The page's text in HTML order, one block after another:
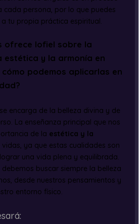
cada persona, por lo que puedes
tu propia práctica espiritual.
ofrece Iofiel sobre la
estética y la armonía en
podemos aplicarlas en
encarga de la belleza divina y de
La enseñanza principal que nos
de la estética y la
vidas, ya que estas cualidades son
una vida plena y equilibrada.
buscar siempre la belleza
desde nuestros pensamientos y
entorno físico.